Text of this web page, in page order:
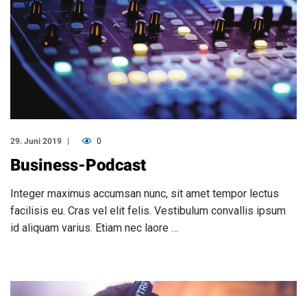
29. Juni 2019 0
Business-Podcast
Integer maximus accumsan nunc, sit amet tempor lectus
facilisis eu. Cras vel elit felis. Vestibulum convallis ipsum
id aliquam varius. Etiam nec laore …